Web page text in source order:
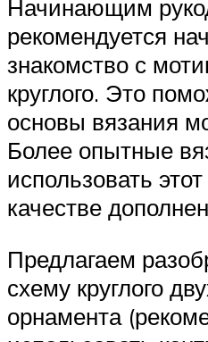
Начинающим
рекомендуется
знакомство с
круглого. Это
основы вязания
Более опытные
использовать
качестве
Предлагаем
схему круглого
орнамента